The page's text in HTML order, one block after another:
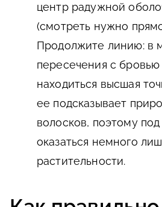
центр радужной
(смотреть нужно
Продолжите линию: в
пересечения с бровью
находиться высшая
ее подсказывает
волосков, поэтому
оказаться немного
растительности.